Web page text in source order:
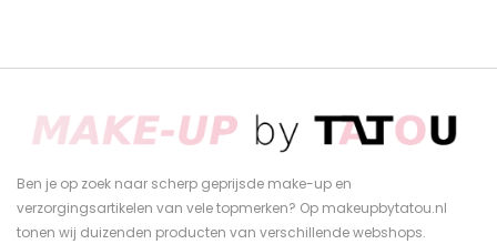
Ben je op zoek naar scherp geprijsde make-up en
verzorgingsartikelen van vele topmerken? Op makeupbytatou.nl
tonen wij duizenden producten van verschillende webshops.